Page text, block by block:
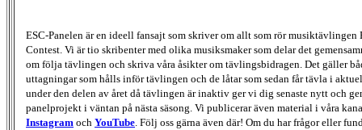
ESC-Panelen är en ideell fansajt som skriver om allt som rör musiktävlingen
Contest. Vi är tio skribenter med olika musiksmaker som delar det
om följa tävlingen och skriva våra åsikter om tävlingsbidragen. Det gäller
uttagningar som hålls inför tävlingen och de låtar som sedan får tävla i
under den delen av året då tävlingen är inaktiv ger vi dig senaste nytt och
panelprojekt i väntan på nästa säsong. Vi publicerar även material i våra
Instagram och YouTube. Följ oss gärna även där! Om du har frågor eller